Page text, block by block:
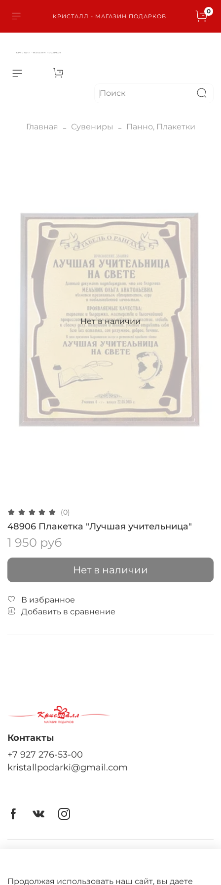
КРИСТАЛЛ - МАГАЗИН ПОДАРКОВ
0
КРИСТАЛЛ - МАГАЗИН ПОДАРКОВ
Главная Сувениры Панно, Плакетки
Нет в наличии
(0)
48906 Плакетка "Лучшая учительница"
1 950 руб
Нет в наличии
В избранное
Добавить в сравнение
Контакты
+7 927 276-53-00
kristallpodarki@gmail.com
Продолжая использовать наш сайт, вы даете